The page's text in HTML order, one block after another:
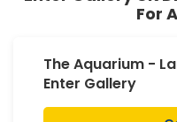
For
The Aquarium -
Enter Gallery